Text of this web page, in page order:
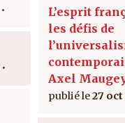
L’esprit
les défis de
Axel
27 oct